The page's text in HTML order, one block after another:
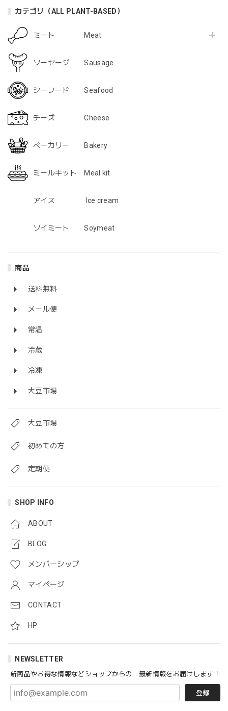
カテゴリ（ALL PLANT-BASED）
ミート Meat
ソーセージ Sausage
シーフード Seafood
チーズ Cheese
ベーカリー Bakery
ミールキット Meal kit
アイス Ice cream
ソイミート Soymeat
商品
送料無料
メール便
常温
冷蔵
冷凍
大豆市場
大豆市場
初めての方
定期便
SHOP INFO
ABOUT
BLOG
メンバーシップ
マイページ
CONTACT
HP
NEWSLETTER
新商品やお得な情報などショップからの 最新情報をお届けします！
登録
これは美味しいです♪ また購入します
2023/01/20
大好きで大量買いしました。 今まで食べたveganソーセージ
で一番美味しいです！！ クオリティがかなり高くびっくり
です！
「marudeソーセージ」2.0 登場！ 動物性不使用ヴィーガンソーセージ VEGAN Marude Sausage 4本 x 60g